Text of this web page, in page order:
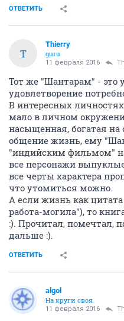
ОТВЕТИТЬ
T
Thierry
guru
11 февраля 2016
Тот же "Шантарам" - это
удовлетворение
В интересных
мало в личном
насыщенная, богатая
общение жизнь, ему
"индийским фильмом"
все персонажи
все черты характера
что утомиться можно.
А если жизнь как
работа-могила"), то
:). Прочитал, помечтал,
дальше :).
ОТВЕТИТЬ
аlgоl
На круги своя
11 февраля 2016